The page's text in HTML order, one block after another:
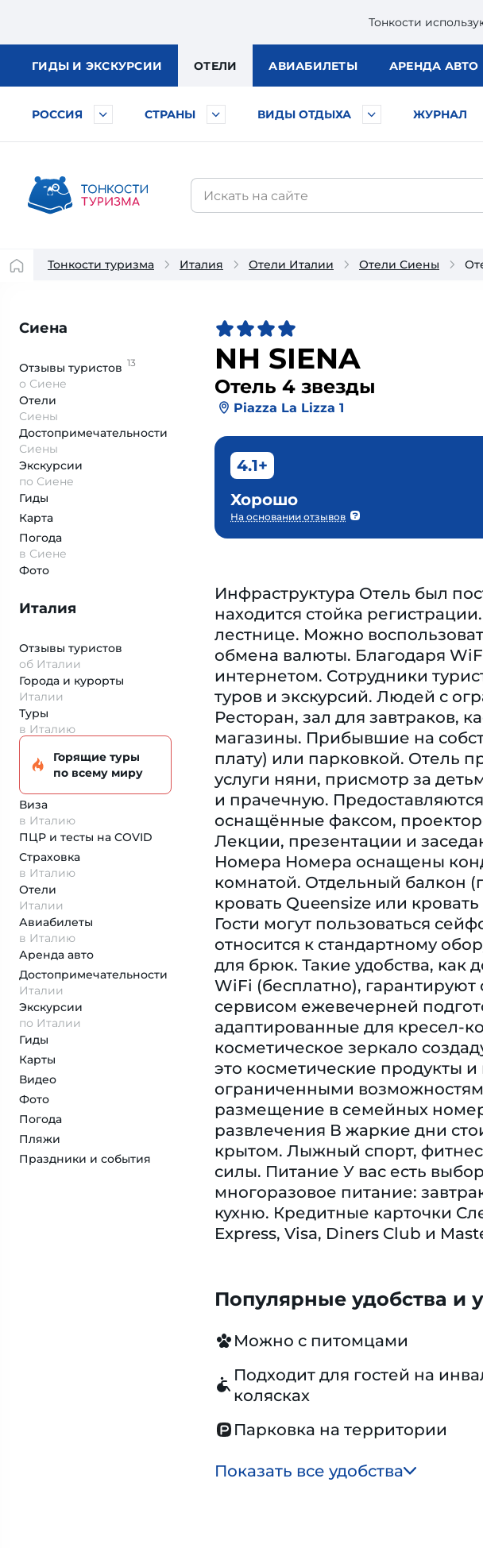
Тонкости
ГИДЫ И ЭКСКУРСИИ ОТЕЛИ АВИАБИЛЕТЫ АРЕНДА АВТО
РОССИЯ СТРАНЫ ВИДЫ ОТДЫХА ЖУРНАЛ
Тонкости туризма Италия Отели Италии Отели Сиены
Сиена
Отзывы туристов 13
о Сиене
Отели
Сиены
Достопримеча­тельности
Сиены
Экскурсии
по Сиене
Гиды
Карта
Погода
в Сиене
Фото
Италия
Отзывы туристов
об Италии
Города и курорты
Италии
Туры
в Италию
Горящие туры
по всему миру
Виза
в Италию
ПЦР и тесты на COVID
Страховка
в Италию
Отели
Италии
Авиабилеты
в Италию
Аренда авто
Достопримеча­тельности
Италии
Экскурсии
по Италии
Гиды
Карты
Видео
Фото
Погода
Пляжи
Праздники и события
NH SIENA
Отель 4 звезды
Piazza La Lizza 1
4.1+
Хорошо
На основании отзывов
Инфраструктура Отель был
находится стойка
лестнице. Можно
обмена валюты. Благодаря
интернетом. Сотрудники
туров и экскурсий. Людей с
Ресторан, зал для завтраков,
магазины. Прибывшие на
плату) или парковкой. Отель
услуги няни, присмотр за
и прачечную.
оснащённые факсом,
Лекции, презентации и
Номера Номера оснащены
комнатой. Отдельный балкон
кровать Queensize или
Гости могут пользоваться
относится к стандартному
для брюк. Такие удобства, как
WiFi (бесплатно),
сервисом ежевечерней
адаптированные для кресел-
косметическое зеркало
это косметические продукты
ограниченными
размещение в семейных
развлечения В жаркие дни
крытом. Лыжный спорт, фитнес-
силы. Питание У вас есть
многоразовое питание:
кухню. Кредитные карточки
Express, Visa, Diners Club и
Популярные удобства и
Можно с питомцами
Подходит для гостей на
колясках
Парковка на территории
Показать все удобства